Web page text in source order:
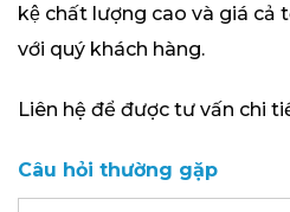
kệ chất lượng cao và giá cả
với quý khách hàng.
Liên hệ để được tư vấn chi
Câu hỏi thường gặp